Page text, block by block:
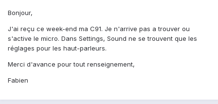
Bonjour,
J'ai reçu ce week-end ma C91. Je n'arrive pas a trouver ou
s'active le micro. Dans Settings, Sound ne se trouvent que les
réglages pour les haut-parleurs.
Merci d'avance pour tout renseignement,
Fabien